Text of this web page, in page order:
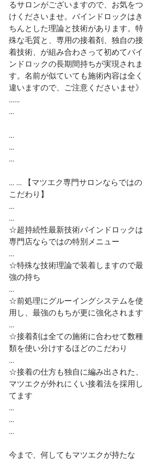
るサロンがございますので、お気をつ
けくださいませ。バインドロックはき
ちんとした理論と技術があります。特
殊な毛質と、専用の接着剤、独自の接
着技術、が組み合わさって初めてバイ
ンドロックの長期間持ちが実現されま
す。名前が似ていても施術内容は全く
違いますので、ご注意くださいませ》
……
…
…
…
…
… … 【マツエク専門サロンならではの
こだわり】
…
…
☆超持続性最新技術バインドロックは
専門店ならではの特別メニュー
…
☆特殊な技術理論で装着しますので最
強の持ち
…
☆前処理にグルーイングシステムを使
用し、最強のもちが更に強化されます
…
☆接着剤は全ての施術に合わせて数種
類を使い分けするほどのこだわり
…
☆接着の仕方も独自に編み出された、
マツエクが外れにくい接着法を採用し
てます
…
…
…
今まで、何してもマツエクが持たな